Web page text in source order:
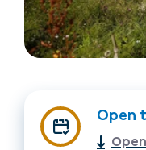
Open